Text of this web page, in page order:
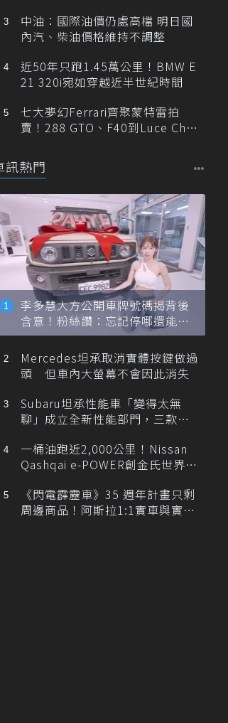
中油：國際油價仍處高檔 明日國
內汽、柴油價格維持不調整
近50年只跑1.45萬公里！BMW E
21 320i宛如穿越近半世紀時間
七大夢幻Ferrari齊聚蒙特雷拍
賣！288 GTO、F40到Luce Cha
訊熱門
李多慧大方公開車牌號碼揭背後
含意！粉絲讚：忘記停哪還能幫
忙找車
Mercedes坦承取消實體按鍵做過
頭 但車內大螢幕不會因此消失
Subaru坦承性能車「變得太無
聊」成立全新性能部門，三款手
一桶油跑近2,000公里！Nissan
Qashqai e-POWER創金氏世界紀
《閃電霹靂車》35 週年計畫只剩
周邊商品！阿斯拉1:1實車與實體